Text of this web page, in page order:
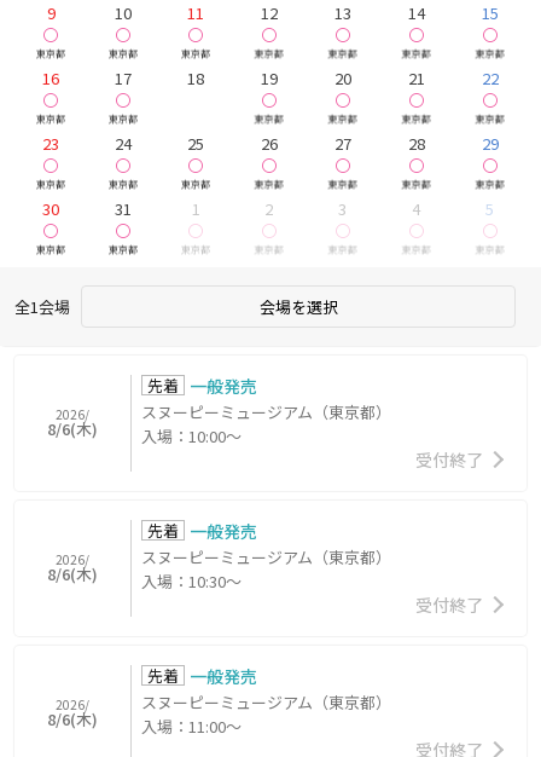
9
東京都
他 10公演
10
東京都
他 11公演
11
東京都
他 10公演
12
東京都
他 10公演
13
東京都
他 10公演
14
東京都
他 10公演
15
東京都
16
東京都
他 10公演
17
東京都
18 19
東京都
他 9公演
20
東京都
他 9公演
21
東京都
他 9公演
22
東京都
23
東京都
他 10公演
24
東京都
他 9公演
25
東京都
他 9公演
26
東京都
他 9公演
27
東京都
他 9公演
28
東京都
他 9公演
29
東京都
30
東京都
他 10公演
31
東京都
他 9公演
1
東京都
他 9公演
2
東京都
他 9公演
3
東京都
他 9公演
4
東京都
他 9公演
5
東京都
全1会場 会場を選択
2026/
8/6(木)
先着 一般発売
スヌーピーミュージアム（東京都）
入場：10:00～
受付終了
2026/
8/6(木)
先着 一般発売
スヌーピーミュージアム（東京都）
入場：10:30～
受付終了
2026/
8/6(木)
先着 一般発売
スヌーピーミュージアム（東京都）
入場：11:00～
受付終了